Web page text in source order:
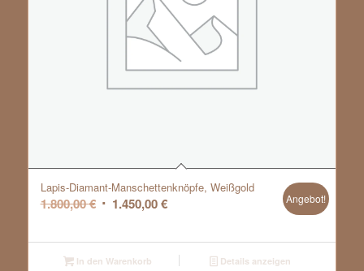
Lapis-Diamant-Manschettenknöpfe, Weißgold
1.800,00€ Ursprünglicher
war:
1.800,00 €
1.450,00€Aktueller
ist:
1.450,00 €.
Angebot!
In den Warenkorb Details anzeigen